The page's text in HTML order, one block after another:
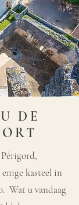
DE
kasteel in
Wat u vandaag